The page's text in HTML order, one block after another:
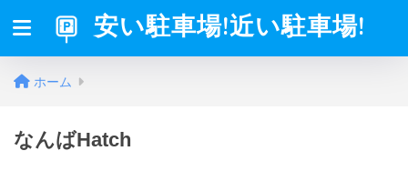
安い駐車場!近い駐車場!
ホーム
なんばHatch